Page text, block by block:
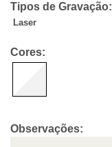
Tipos de Gravação:
Laser
Cores:
Observações: